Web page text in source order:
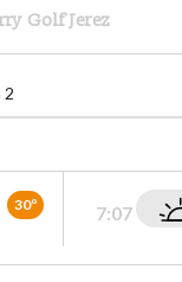
Golf Jerez
2
30º 7:07